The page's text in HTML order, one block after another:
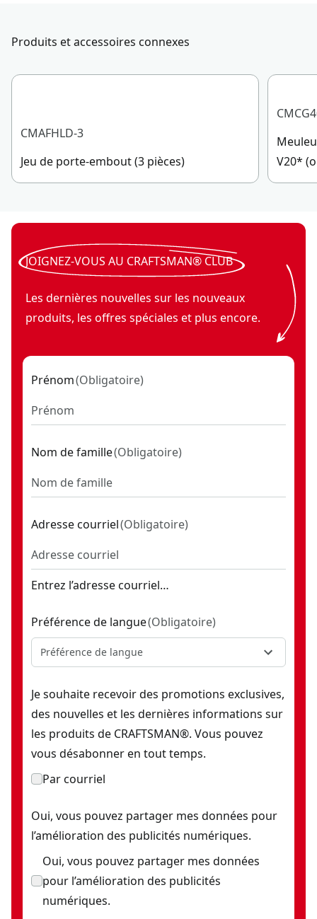
Produits et accessoires connexes
CMAFHLD-3
Jeu de porte-embout (3 pièces)
V20*
JOIGNEZ-VOUS AU CRAFTSMAN® CLUB
Les dernières nouvelles sur les nouveaux
produits, les offres spéciales et plus encore.
Prénom(Obligatoire)
Nom de famille(Obligatoire)
Adresse courriel(Obligatoire)
Entrez l’adresse courriel…
Préférence de langue(Obligatoire)
Préférence de langue
Je souhaite recevoir des promotions exclusives,
des nouvelles et les dernières informations sur
les produits de CRAFTSMAN®. Vous pouvez
vous désabonner en tout temps.
Par courriel
Oui, vous pouvez partager mes données pour
l’amélioration des publicités numériques.
Oui, vous pouvez partager mes données
pour l’amélioration des publicités
numériques.